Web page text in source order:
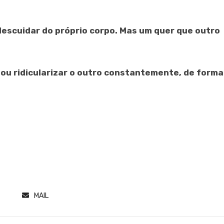
do próprio corpo. Mas um quer que outro
ou ridicularizar o outro constantemente, de forma
MAIL